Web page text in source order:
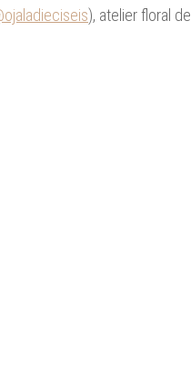
), atelier floral del